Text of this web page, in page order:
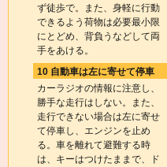
ず徒歩で。また、身軽に行動
できるよう荷物は必要最小限
にとどめ、背負うなどして両
手をあける。
10 自動車は左に寄せて停車
カーラジオの情報に注意し、
勝手な走行はしない。また、
走行できない場合は左に寄せ
て停車し、エンジンを止め
る。車を離れて避難する時
は、キーはつけたままで、ド